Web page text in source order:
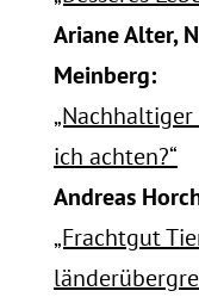
Ariane Alter,
Meinberg:
ich achten?“
Andreas
„Frachtgut